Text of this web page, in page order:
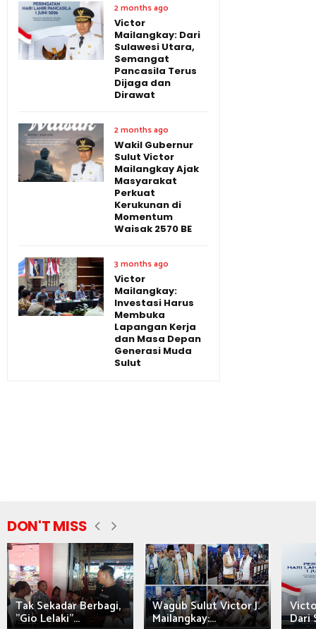
2 months ago
Victor
Mailangkay: Dari
Sulawesi Utara,
Semangat
Pancasila Terus
Dijaga dan
Dirawat
2 months ago
Wakil Gubernur
Sulut Victor
Mailangkay Ajak
Masyarakat
Perkuat
Kerukunan di
Momentum
Waisak 2570 BE
3 months ago
Victor
Mailangkay:
Investasi Harus
Membuka
Lapangan Kerja
dan Masa Depan
Generasi Muda
Sulut
DON'T MISS
Tak Sekadar Berbagi,
"Gio Lelaki"...
Wagub Sulut Victor J.
Mailangkay:... Dari